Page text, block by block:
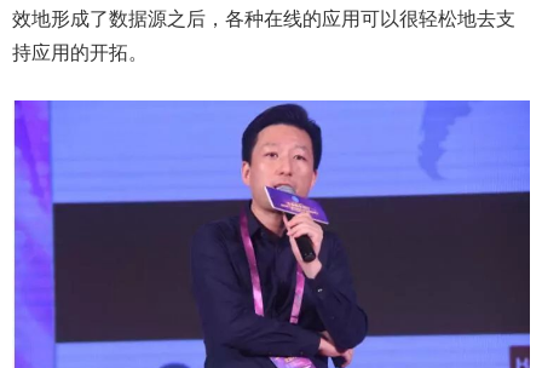
效地形成了数据源之后，各种在线的应用可以很轻松地去支
持应用的开拓。